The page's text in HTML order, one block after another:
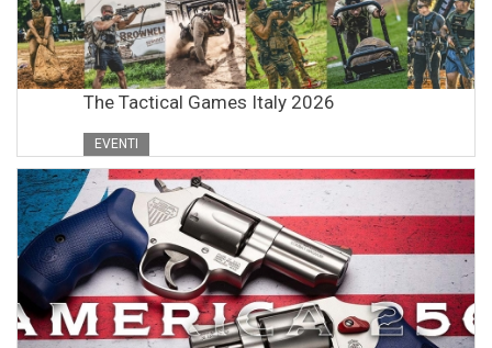
The Tactical Games Italy 2026
EVENTI